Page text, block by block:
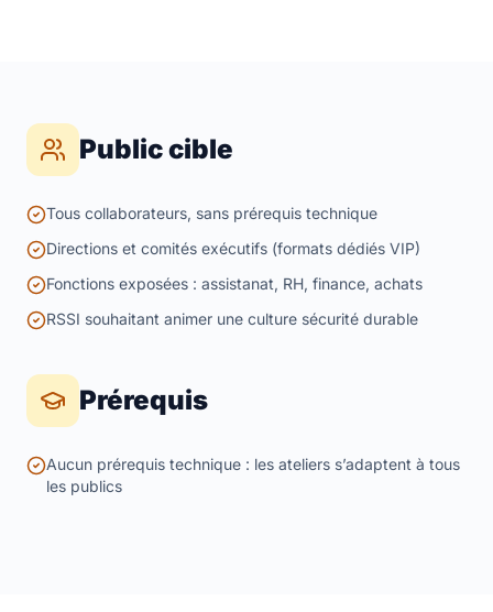
Public cible
Tous collaborateurs, sans prérequis technique
Directions et comités exécutifs (formats dédiés VIP)
Fonctions exposées : assistanat, RH, finance, achats
RSSI souhaitant animer une culture sécurité durable
Prérequis
Aucun prérequis technique : les ateliers s’adaptent à tous
les publics